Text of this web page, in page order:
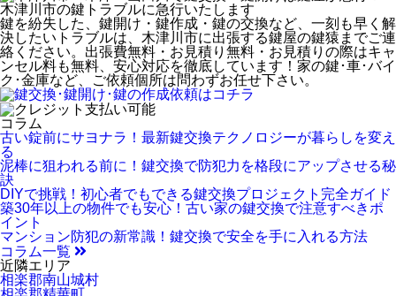
木津川市の鍵トラブルに急行いたします
鍵を紛失した、鍵開け・鍵作成・鍵の交換など、一刻も早く解
決したいトラブルは、木津川市に出張する鍵屋の鍵猿までご連
絡ください。出張費無料・お見積り無料・お見積りの際はキャ
ンセル料も無料、安心対応を徹底しています！家の鍵･車･バイ
ク･金庫など、ご依頼個所は問わずお任せ下さい。
コラム
古い錠前にサヨナラ！最新鍵交換テクノロジーが暮らしを変え
る
泥棒に狙われる前に！鍵交換で防犯力を格段にアップさせる秘
訣
DIYで挑戦！初心者でもできる鍵交換プロジェクト完全ガイド
築30年以上の物件でも安心！古い家の鍵交換で注意すべきポ
イント
マンション防犯の新常識！鍵交換で安全を手に入れる方法
コラム一覧
近隣エリア
相楽郡南山城村